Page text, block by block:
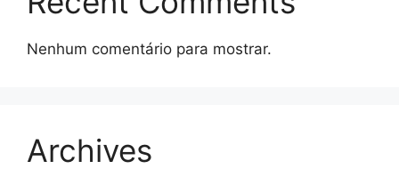
Nenhum comentário para mostrar.
Archives